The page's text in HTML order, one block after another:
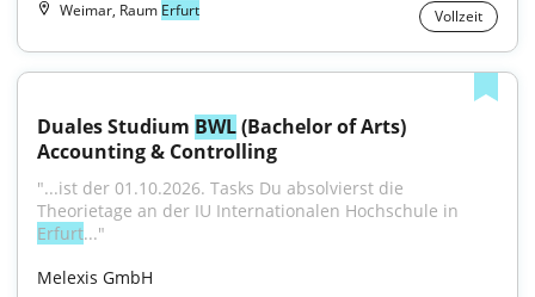
Weimar, Raum Erfurt Vollzeit
Duales Studium BWL (Bachelor of Arts)
Accounting & Controlling
"...ist der 01.10.2026. Tasks Du absolvierst die
Erfurt..."
Melexis GmbH